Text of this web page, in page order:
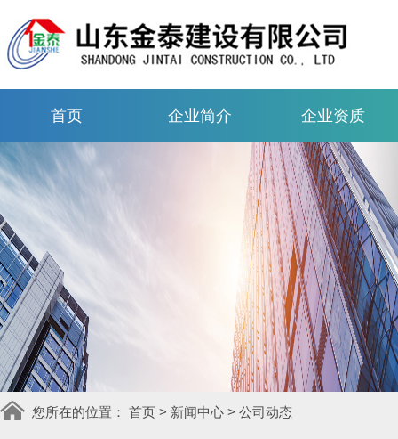
首页 企业简介 企业资质
您所在的位置： 首页 > 新闻中心 > 公司动态